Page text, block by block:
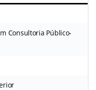
Consultoria Público-